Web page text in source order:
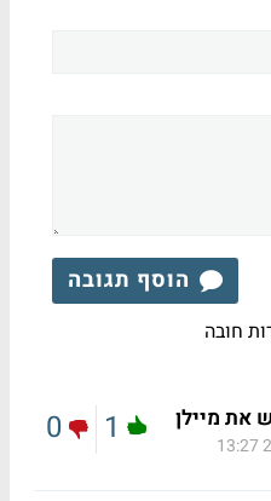
הוסף תגובה
חובה
את מיילן 1
0